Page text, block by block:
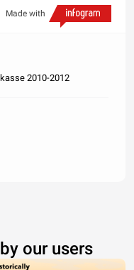
Made with
2010-2012
our users